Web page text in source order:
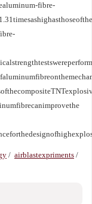
fibre-
/ airblastexpriments /